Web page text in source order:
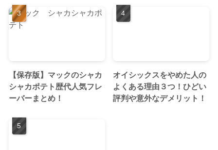
【保存版】マックのシャカ
シャカポテト歴代人気フレ
ーバーまとめ！
オイシックスをやめた人の
よくある理由３つ！ひどい
評判や意外なデメリット！